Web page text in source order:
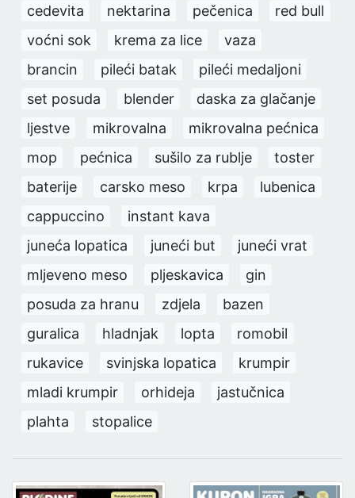
cedevita
nektarina pečenica
red bull
voćni sok
krema za lice
vaza
brancin
pileći batak
pileći medaljoni
set posuda
blender
daska za glačanje
ljestve
mikrovalna
mikrovalna pećnica
mop
pećnica sušilo za rublje
toster
baterije
carsko meso krpa
lubenica
cappuccino
instant kava
juneća lopatica
juneći but
juneći vrat
mljeveno meso
pljeskavica
gin
posuda za hranu
zdjela
bazen
guralica
hladnjak lopta
romobil
rukavice
svinjska lopatica
krumpir
mladi krumpir
orhideja
jastučnica
plahta
stopalice